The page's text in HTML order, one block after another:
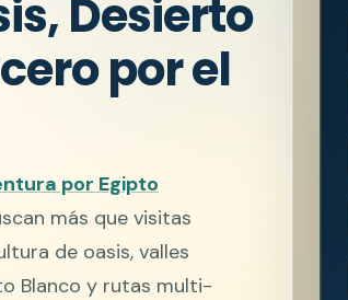
Desierto
por el
por Egipto
más que visitas
de oasis, valles
Blanco y rutas multi-